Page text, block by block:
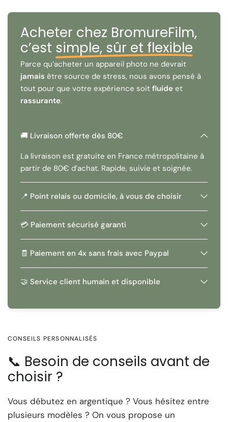
Acheter chez BromureFilm,
c’est simple, sûr et flexible
Parce qu’acheter un appareil photo ne devrait
jamais être source de stress, nous avons pensé à
tout pour que votre expérience soitfluide et
rassurante.
🚚 Livraison offerte dès 80€
La livraison est gratuite en France métropolitaine à
partir de 80€ d’achat. Rapide, suivie et soignée.
📍 Point relais ou domicile, à vous de choisir
💳 Paiement sécurisé garanti
🧾 Paiement en 4x sans frais avec Paypal
🤝 Service client humain et disponible
CONSEILS PERSONNALISÉS
📞 Besoin de conseils avant de
choisir ?
Vous débutez en argentique ? Vous hésitez entre
plusieurs modèles ? On vous propose un